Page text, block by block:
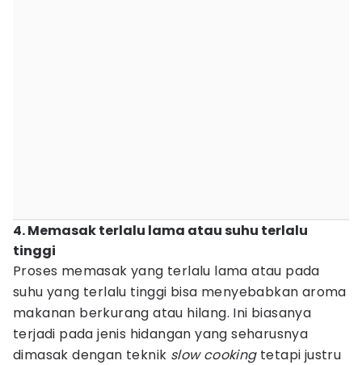
4. Memasak terlalu lama atau suhu terlalu
tinggi
Proses memasak yang terlalu lama atau pada
suhu yang terlalu tinggi bisa menyebabkan aroma
makanan berkurang atau hilang. Ini biasanya
terjadi pada jenis hidangan yang seharusnya
dimasak dengan teknik slow cookingtetapi justru